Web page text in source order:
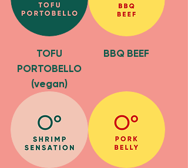
TOFU
PORTOBELLO
(vegan)
BBQ BEEF